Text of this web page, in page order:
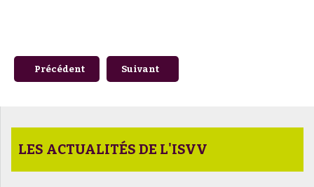
Article précédent : Agathe Lairy : Je m'enrichis chaque
Précédent Article suivant : Dates de rentrée 2026/
Suivant
LES ACTUALITÉS DE L'ISVV